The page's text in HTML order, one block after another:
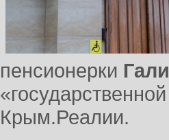
пенсионерки
Крым.Реалии.